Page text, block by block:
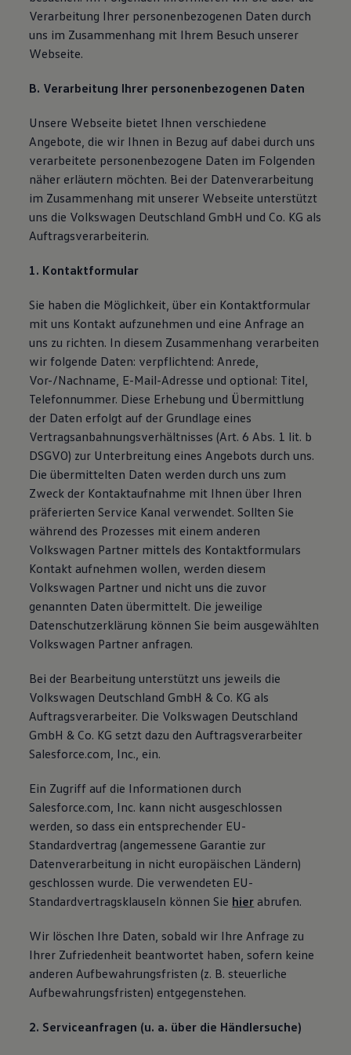
Magazin
Lifestyle
Transport
Volkswagen R
Pannen- und Unfallhilfe
Verarbeitung Ihrer personenbezogenen Daten durch
uns im Zusammenhang mit Ihrem Besuch unserer
Webseite.
B. Verarbeitung Ihrer personenbezogenen Daten
Unsere Webseite bietet Ihnen verschiedene
Angebote, die wir Ihnen in Bezug auf dabei durch uns
verarbeitete personenbezogene Daten im Folgenden
näher erläutern möchten. Bei der Datenverarbeitung
im Zusammenhang mit unserer Webseite unterstützt
uns die Volkswagen Deutschland GmbH und Co. KG als
Auftragsverarbeiterin.
1. Kontaktformular
Sie haben die Möglichkeit, über ein Kontaktformular
mit uns Kontakt aufzunehmen und eine Anfrage an
uns zu richten. In diesem Zusammenhang verarbeiten
wir folgende Daten: verpflichtend: Anrede,
Vor-/Nachname, E-Mail-Adresse und optional: Titel,
Telefonnummer. Diese Erhebung und Übermittlung
der Daten erfolgt auf der Grundlage eines
Vertragsanbahnungsverhältnisses (Art. 6 Abs. 1 lit. b
DSGVO) zur Unterbreitung eines Angebots durch uns.
Die übermittelten Daten werden durch uns zum
Zweck der Kontaktaufnahme mit Ihnen über Ihren
präferierten Service Kanal verwendet. Sollten Sie
während des Prozesses mit einem anderen
Volkswagen Partner mittels des Kontaktformulars
Kontakt aufnehmen wollen, werden diesem
Volkswagen Partner und nicht uns die zuvor
genannten Daten übermittelt. Die jeweilige
Datenschutzerklärung können Sie beim ausgewählten
Volkswagen Partner anfragen.
Bei der Bearbeitung unterstützt uns jeweils die
Volkswagen Deutschland GmbH & Co. KG als
Auftragsverarbeiter. Die Volkswagen Deutschland
GmbH & Co. KG setzt dazu den Auftragsverarbeiter
Salesforce.com, Inc., ein.
Ein Zugriff auf die Informationen durch
Salesforce.com, Inc. kann nicht ausgeschlossen
werden, so dass ein entsprechender EU-
Standardvertrag (angemessene Garantie zur
Datenverarbeitung in nicht europäischen Ländern)
geschlossen wurde. Die verwendeten EU-
Standardvertragsklauseln können Sie hier abrufen.
Wir löschen Ihre Daten, sobald wir Ihre Anfrage zu
Ihrer Zufriedenheit beantwortet haben, sofern keine
anderen Aufbewahrungsfristen (z. B. steuerliche
Aufbewahrungsfristen) entgegenstehen.
2. Serviceanfragen (u. a. über die Händlersuche)